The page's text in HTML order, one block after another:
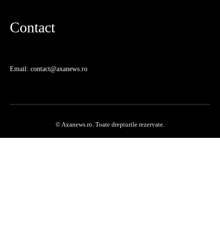
Contact
Email: contact@axanews.ro
© Axanews.ro. Toate drepturile rezervate.